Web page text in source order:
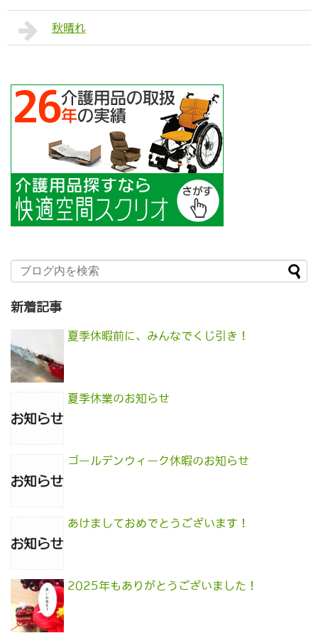
秋晴れ
新着記事
夏季休暇前に、みんなでくじ引き！
夏季休業のお知らせ
ゴールデンウィーク休暇のお知らせ
あけましておめでとうございます！
2025年もありがとうございました！